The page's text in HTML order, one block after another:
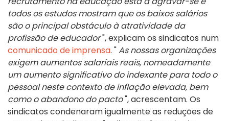
todos os estudos mostram que os baixos salários
são o principal obstáculo à atratividade da
profissão de educador", explicam os sindicatos num
comunicado de imprensa. "As nossas organizações
exigem aumentos salariais reais, nomeadamente
um aumento significativo do indexante para todo o
pessoal neste contexto de inflação elevada, bem
como o abandono do pacto", acrescentam. Os
sindicatos condenaram igualmente as reduções de